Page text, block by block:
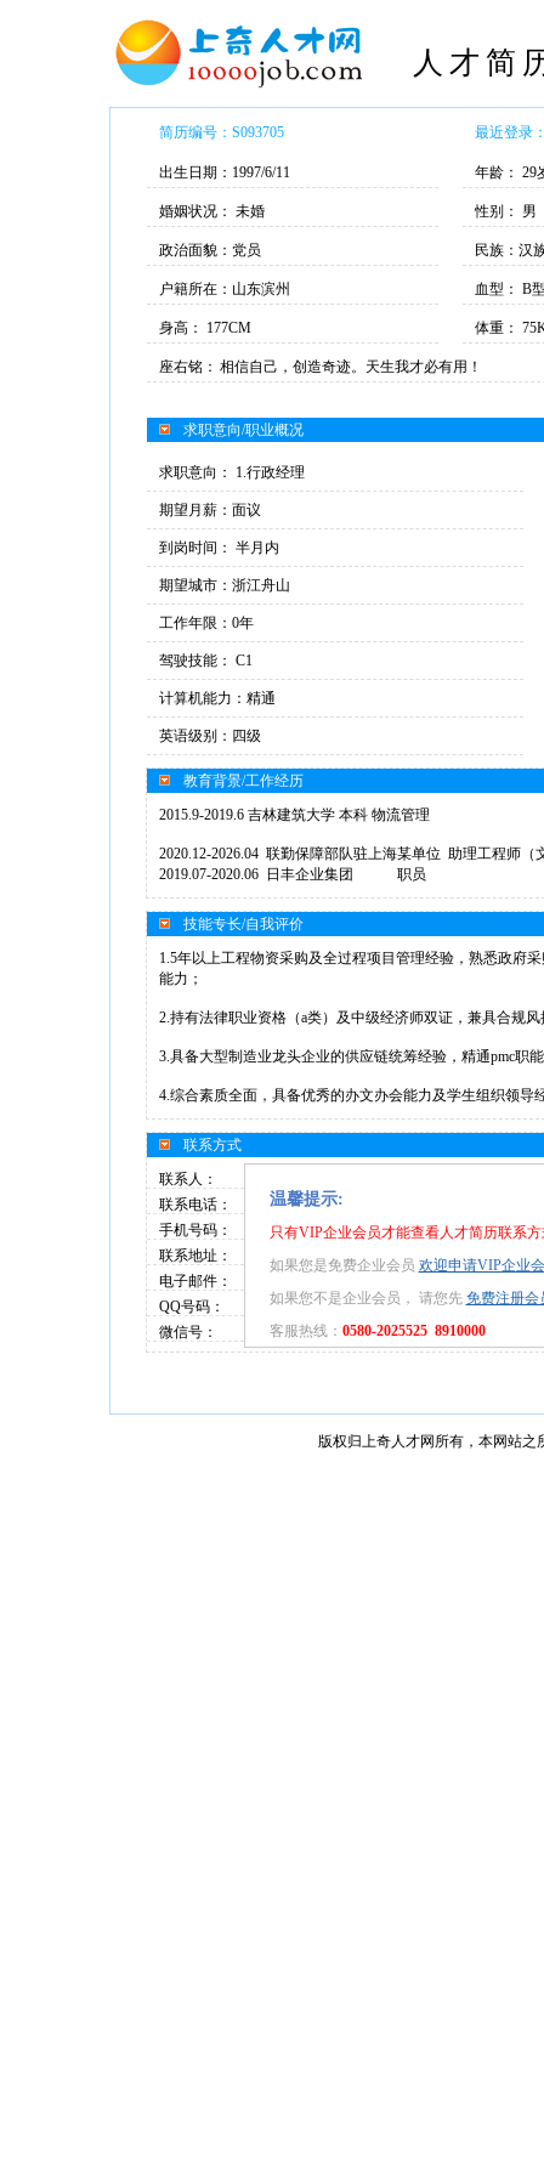
人才简
简历编号：S093705 最近登录
出生日期：1997/6/11 年龄： 29
婚姻状况： 未婚 性别： 男
政治面貌：党员 民族：汉
户籍所在：山东滨州 血型： B
身高： 177CM 体重：
座右铭： 相信自己，创造奇迹。天生我才必有用！
求职意向/职业概况
求职意向： 1.行政经理
期望月薪：面议
到岗时间： 半月内
期望城市：浙江舟山
工作年限：0年
驾驶技能： C1
计算机能力：精通
英语级别：四级
教育背景/工作经历
2015.9-2019.6 吉林建筑大学 本科 物流管理
2020.12-2026.04 联勤保障部队驻上海某单位 助理工程师（
2019.07-2020.06 日丰企业集团 职员
技能专长/自我评价
1.5年以上工程物资采购及全过程项目管理经验，熟悉政府
能力；
2.持有法律职业资格（a类）及中级经济师双证，兼具合规
3.具备大型制造业龙头企业的供应链统筹经验，精通pmc职
4.综合素质全面，具备优秀的办文办会能力及学生组织领导
联系方式
联系人：
联系电话：
手机号码：
联系地址：
电子邮件：
QQ号码：
微信号：
温馨提示:
只有VIP企业会员才能查看人才简历联系方
如果您是免费企业会员 欢迎申请VIP企业
如果您不是企业会员， 请您先 免费注册会
客服热线： 0580-2025525 8910000
版权归上奇人才网所有，本网站